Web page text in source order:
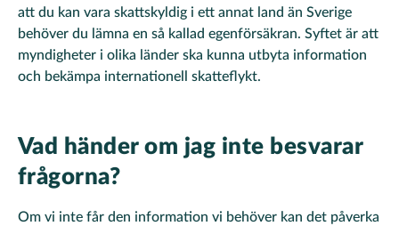
att du kan vara skattskyldig i ett annat land än Sverige
behöver du lämna en så kallad egenförsäkran. Syftet är att
myndigheter i olika länder ska kunna utbyta information
och bekämpa internationell skatteflykt.
Vad händer om jag inte besvarar
frågorna?
Om vi inte får den information vi behöver kan det påverka